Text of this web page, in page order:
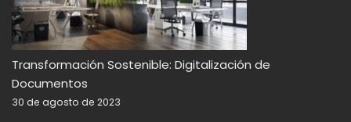
Transformación Sostenible: Digitalización de
Documentos
30 de agosto de 2023